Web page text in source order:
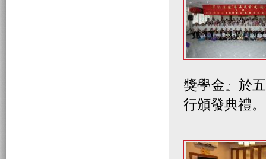
獎學金』於
行頒發典禮。